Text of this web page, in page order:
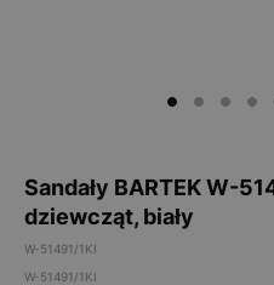
Sandały BARTEK W-
dziewcząt, biały
W-51491/1KI
W-51491/1KI